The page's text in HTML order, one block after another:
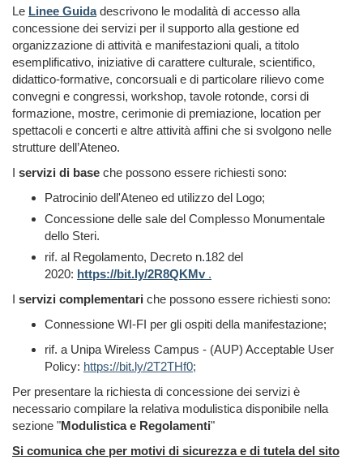
Le Linee Guida descrivono le modalità di accesso alla
concessione dei servizi per il supporto alla gestione ed
organizzazione di attività e manifestazioni quali, a titolo
esemplificativo, iniziative di carattere culturale, scientifico,
didattico-formative, concorsuali e di particolare rilievo come
convegni e congressi, workshop, tavole rotonde, corsi di
formazione, mostre, cerimonie di premiazione, location per
spettacoli e concerti e altre attività affini che si svolgono nelle
strutture dell’Ateneo.
I servizi di base che possono essere richiesti sono:
Patrocinio dell'Ateneo ed utilizzo del Logo;
Concessione delle sale del Complesso Monumentale
dello Steri.
rif. al Regolamento, Decreto n.182 del
2020: https://bit.ly/2R8QKMv .
I servizi complementari che possono essere richiesti sono:
Connessione WI-FI per gli ospiti della manifestazione;
rif. a Unipa Wireless Campus - (AUP) Acceptable User
Policy: https://bit.ly/2T2THf0;
Per presentare la richiesta di concessione dei servizi è
necessario compilare la relativa modulistica disponibile nella
sezione "Modulistica e Regolamenti"
Si comunica che per motivi di sicurezza e di tutela del sito